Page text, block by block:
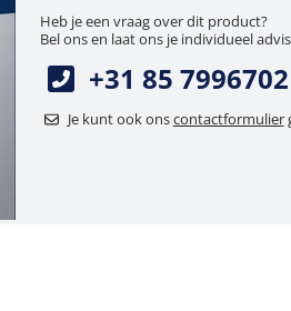
Heb je een vraag over dit product?
Bel ons en laat ons je individueel
+31 85 7996702
Je kunt ook onscontactformulier